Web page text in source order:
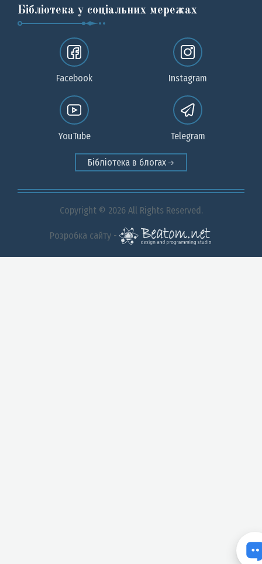
Бібліотека у соціальних мережах
Facebook Instagram
YouTube Telegram
Бібліотека в блогах
Copyright © 2026 All Rights Reserved.
Розробка сайту -